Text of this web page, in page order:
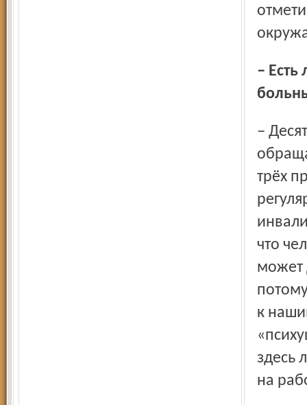
– Есть ли какие-то показатели количества психически
– Десять процентов населения области когда-либо
трёх
что
может
к
здесь
на